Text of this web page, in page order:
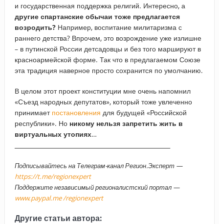
и государственная поддержка религий. Интересно, а
другие спартанские обычаи тоже предлагается
возродить?Например, воспитание милитаризма с
раннего детства? Впрочем, это возрождение уже излишне
– в путинской России детсадовцы и без того маршируют в
красноармейской форме. Так что в предлагаемом Союзе
эта традиция наверное просто сохранится по умолчанию.
В целом этот проект конституции мне очень напомнил
«Съезд народных депутатов», который тоже увлеченно
принимает постановления для будущей «Российской
республики». Но никому нельзя запретить жить в
виртуальных утопиях…
Подписывайтесь на Телеграм-канал Регион.Эксперт —
https://t.me/regionexpert
Поддержите независимый регионалистский портал —
www.paypal.me /regionexpert
Другие статьи автора: